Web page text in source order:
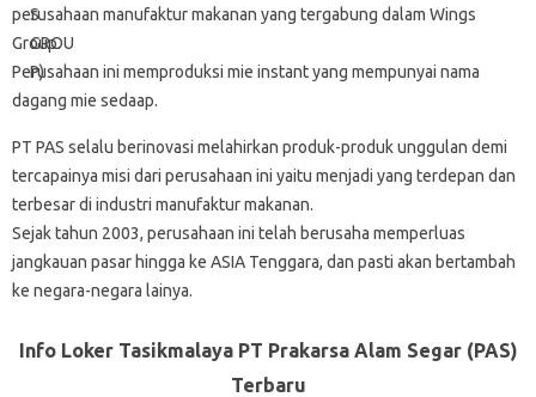
perusahaan manufaktur makanan yang tergabung dalam Wings
Group.
Perusahaan ini memproduksi mie instant yang mempunyai nama
dagang mie sedaap.
PT PAS selalu berinovasi melahirkan produk-produk unggulan demi
tercapainya misi dari perusahaan ini yaitu menjadi yang terdepan dan
terbesar di industri manufaktur makanan.
Sejak tahun 2003, perusahaan ini telah berusaha memperluas
jangkauan pasar hingga ke ASIA Tenggara, dan pasti akan bertambah
ke negara-negara lainya.
Info Loker Tasikmalaya PT Prakarsa Alam Segar (PAS)
Terbaru